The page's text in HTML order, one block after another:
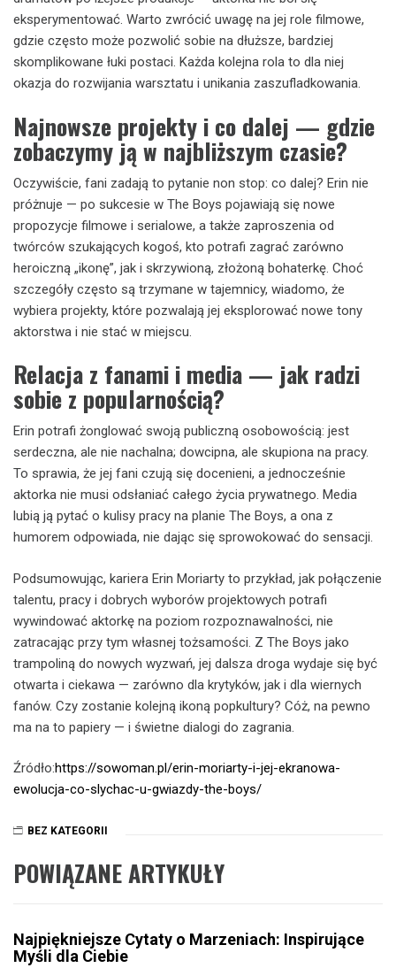
eksperymentować. Warto zwrócić uwagę na jej role filmowe,
gdzie często może pozwolić sobie na dłuższe, bardziej
skomplikowane łuki postaci. Każda kolejna rola to dla niej
okazja do rozwijania warsztatu i unikania zaszufladkowania.
Najnowsze projekty i co dalej — gdzie
zobaczymy ją w najbliższym czasie?
Oczywiście, fani zadają to pytanie non stop: co dalej? Erin nie
próżnuje — po sukcesie w The Boys pojawiają się nowe
propozycje filmowe i serialowe, a także zaproszenia od
twórców szukających kogoś, kto potrafi zagrać zarówno
heroiczną „ikonę”, jak i skrzywioną, złożoną bohaterkę. Choć
szczegóły często są trzymane w tajemnicy, wiadomo, że
wybiera projekty, które pozwalają jej eksplorować nowe tony
aktorstwa i nie stać w miejscu.
Relacja z fanami i media — jak radzi
sobie z popularnością?
Erin potrafi żonglować swoją publiczną osobowością: jest
serdeczna, ale nie nachalna; dowcipna, ale skupiona na pracy.
To sprawia, że jej fani czują się docenieni, a jednocześnie
aktorka nie musi odsłaniać całego życia prywatnego. Media
lubią ją pytać o kulisy pracy na planie The Boys, a ona z
humorem odpowiada, nie dając się sprowokować do sensacji.
Podsumowując, kariera Erin Moriarty to przykład, jak połączenie
talentu, pracy i dobrych wyborów projektowych potrafi
wywindować aktorkę na poziom rozpoznawalności, nie
zatracając przy tym własnej tożsamości. Z The Boys jako
trampoliną do nowych wyzwań, jej dalsza droga wydaje się być
otwarta i ciekawa — zarówno dla krytyków, jak i dla wiernych
fanów. Czy zostanie kolejną ikoną popkultury? Cóż, na pewno
ma na to papiery — i świetne dialogi do zagrania.
Źródło:https://sowoman.pl/erin-moriarty-i-jej-ekranowa-
ewolucja-co-slychac-u-gwiazdy-the-boys/
BEZ KATEGORII
POWIĄZANE ARTYKUŁY
Najpiękniejsze Cytaty o Marzeniach: Inspirujące
Myśli dla Ciebie